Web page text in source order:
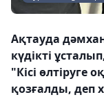
Ақтауда
күдікті
"Кісі өлтіруге
қозғалды, деп